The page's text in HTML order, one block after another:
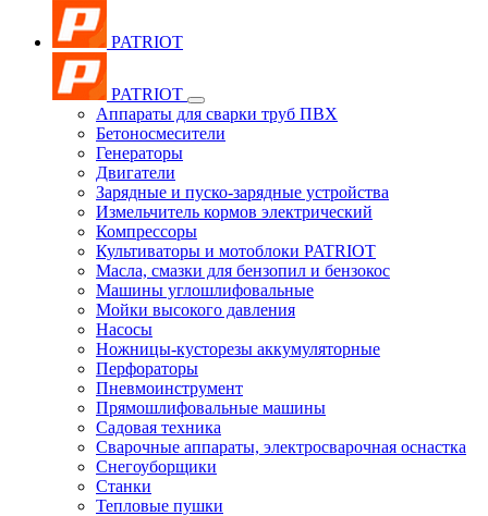
PATRIOT
PATRIOT
Аппараты для сварки труб ПВХ
Бетоносмесители
Генераторы
Двигатели
Зарядные и пуско-зарядные устройства
Измельчитель кормов электрический
Компрессоры
Культиваторы и мотоблоки PATRIOT
Масла, смазки для бензопил и бензокос
Машины углошлифовальные
Мойки высокого давления
Насосы
Ножницы-кусторезы аккумуляторные
Перфораторы
Пневмоинструмент
Прямошлифовальные машины
Садовая техника
Сварочные аппараты, электросварочная оснастка
Снегоуборщики
Станки
Тепловые пушки